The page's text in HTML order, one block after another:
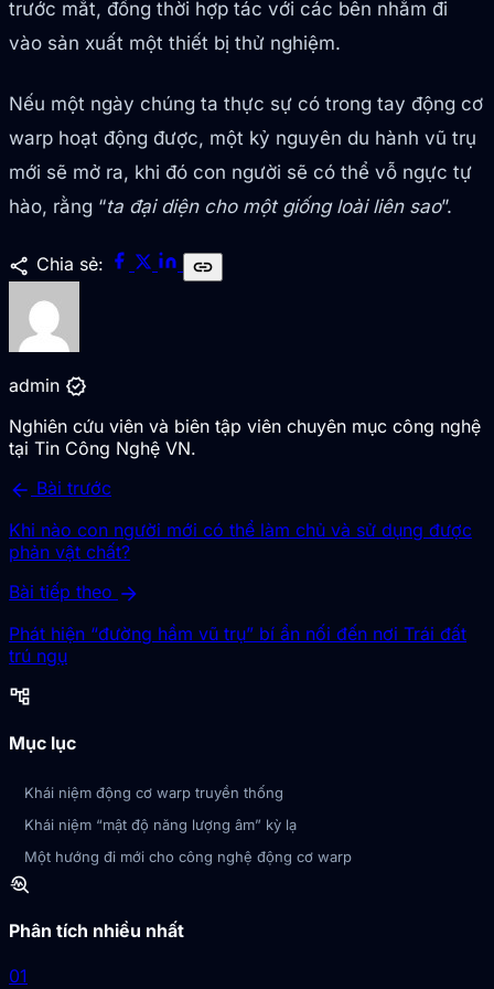
trước mắt, đồng thời hợp tác với các bên nhằm đi
vào sản xuất một thiết bị thử nghiệm.
Nếu một ngày chúng ta thực sự có trong tay động cơ
warp hoạt động được, một kỷ nguyên du hành vũ trụ
mới sẽ mở ra, khi đó con người sẽ có thể vỗ ngực tự
hào, rằng “ta đại diện cho một giống loài liên sao”.
share Chia sẻ: link
admin verified
Nghiên cứu viên và biên tập viên chuyên mục công nghệ
tại Tin Công Nghệ VN.
arrow_back Bài trước
Khi nào con người mới có thể làm chủ và sử dụng được
phản vật chất?
Bài tiếp theo arrow_forward
Phát hiện “đường hầm vũ trụ” bí ẩn nối đến nơi Trái đất
trú ngụ
account_tree
Mục lục
Khái niệm động cơ warp truyền thống
Khái niệm “mật độ năng lượng âm” kỳ lạ
Một hướng đi mới cho công nghệ động cơ warp
troubleshoot
Phân tích nhiều nhất
01